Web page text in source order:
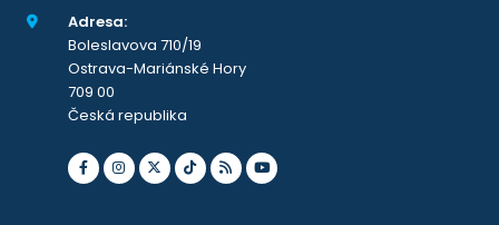
Adresa:
Boleslavova 710/19
Ostrava-Mariánské Hory
709 00
Česká republika